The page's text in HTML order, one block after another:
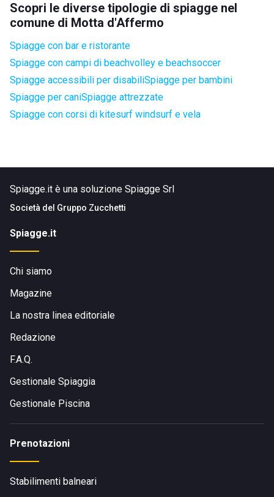
Scopri le diverse tipologie di spiagge nel
comune di Motta d'Affermo
Spiagge con bar e ristorante
Spiagge con campi di beachvolley e beachsoccer
Spiagge accessibili per disabiliSpiagge per bambini
Spiagge per caniSpiagge attrezzate
Spiagge con corsi di kitesurf windsurf e vela
Spiagge.it è una soluzione Spiagge Srl
Società del Gruppo Zucchetti
Spiagge.it
Chi siamo
Magazine
La nostra linea editoriale
Redazione
F.A.Q.
Gestionale Spiaggia
Gestionale Piscina
Prenotazioni
Stabilimenti balneari